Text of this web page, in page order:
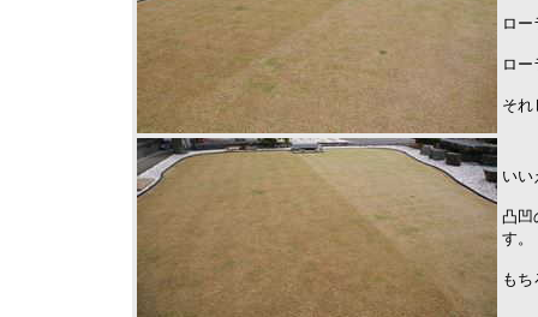
ロ
ロ
それ
いい
凸凹
す。
も